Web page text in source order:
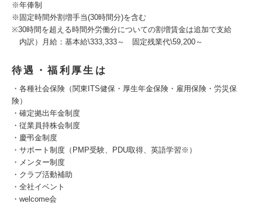
※年俸制
※固定時間外割増手当(30時間分)を含む
※30時間を超える時間外労働分についての割増賃金は追加で支給
内訳）月給：基本給\333,333～ 固定残業代\59,200～
待遇・福利厚生は
・各種社会保険（関東ITS健保・厚生年金保険・雇用保険・労災保
険）
・確定拠出年金制度
・従業員持株会制度
・慶弔金制度
・サポート制度（PMP受験、PDU取得、英語学習※）
・メンター制度
・クラブ活動補助
・全社イベント
・welcome会